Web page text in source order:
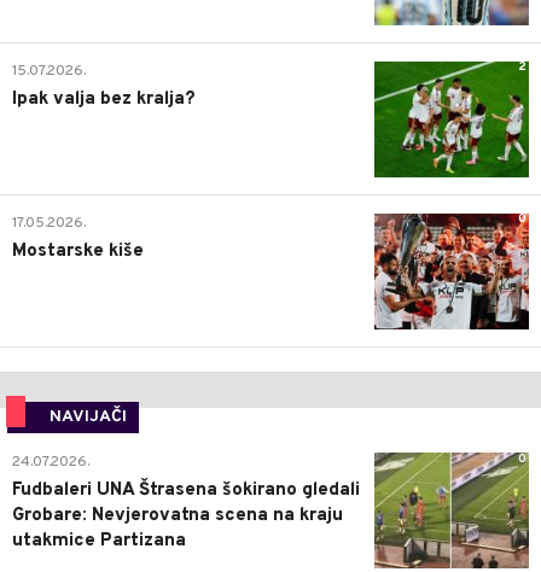
2
15.07.2026.
Ipak valja bez kralja?
0
17.05.2026.
Mostarske kiše
NAVIJAČI
0
24.07.2026.
Fudbaleri UNA Štrasena šokirano gledali
Grobare: Nevjerovatna scena na kraju
utakmice Partizana